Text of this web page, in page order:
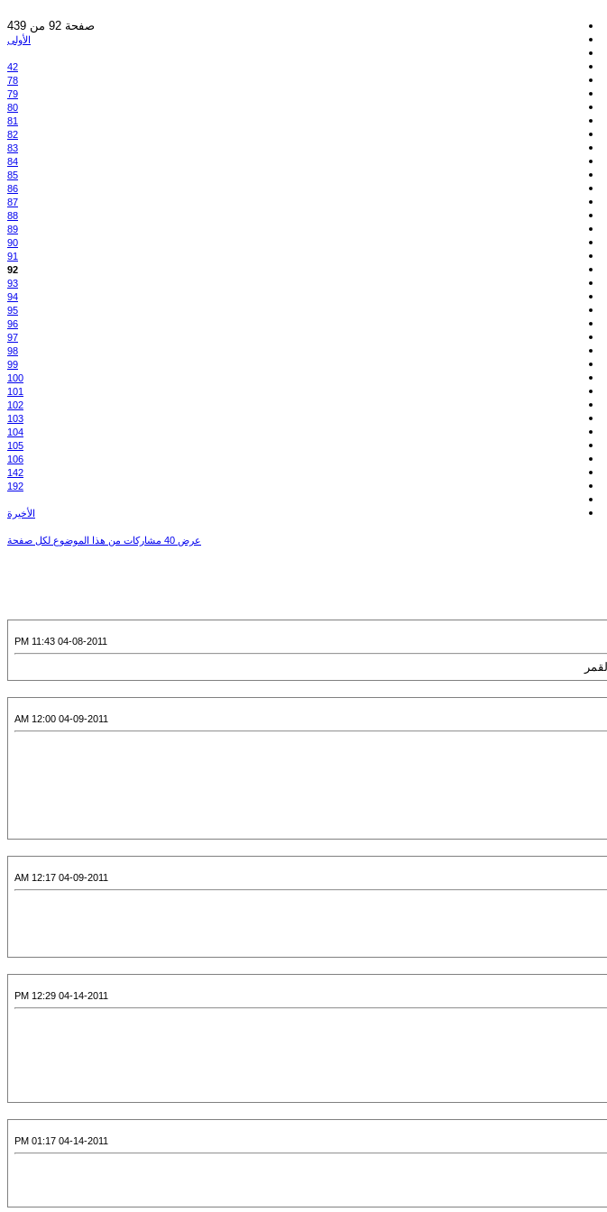
صفحة 92 من 439
الأولى
42
78
79
80
81
82
83
84
85
86
87
88
89
90
91
92
93
94
95
96
97
98
99
100
101
102
103
104
105
106
142
192
الأخيرة
عرض 40 مشاركات من هذا الموضوع لكل صفحة
04-08-2011 11:43 PM
04-09-2011 12:00 AM
04-09-2011 12:17 AM
04-14-2011 12:29 PM
04-14-2011 01:17 PM